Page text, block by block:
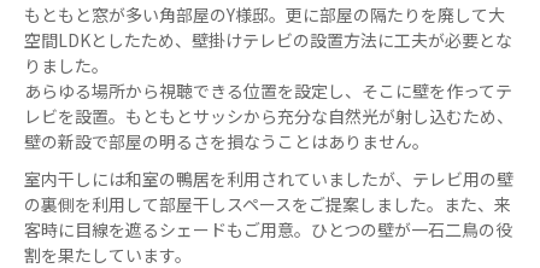
もともと窓が多い角部屋のY様邸。更に部屋の隔たりを廃して大
空間LDKとしたため、壁掛けテレビの設置方法に工夫が必要とな
りました。
あらゆる場所から視聴できる位置を設定し、そこに壁を作ってテ
レビを設置。もともとサッシから充分な自然光が射し込むため、
壁の新設で部屋の明るさを損なうことはありません。
室内干しには和室の鴨居を利用されていましたが、テレビ用の壁
の裏側を利用して部屋干しスペースをご提案しました。また、来
客時に目線を遮るシェードもご用意。ひとつの壁が一石二鳥の役
割を果たしています。